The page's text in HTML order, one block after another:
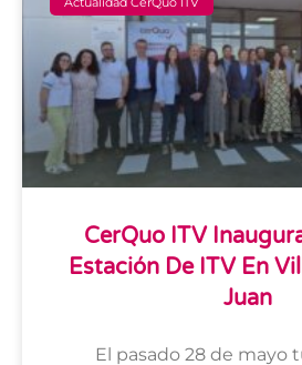
CerQuo ITV
Estación De ITV En
Juan
El pasado 28 de mayo